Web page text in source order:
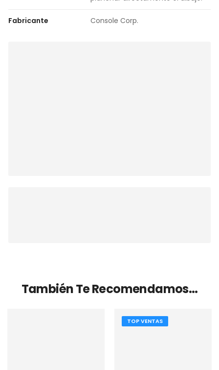
Fabricante Console Corp.
También Te Recomendamos…
TOP VENTAS